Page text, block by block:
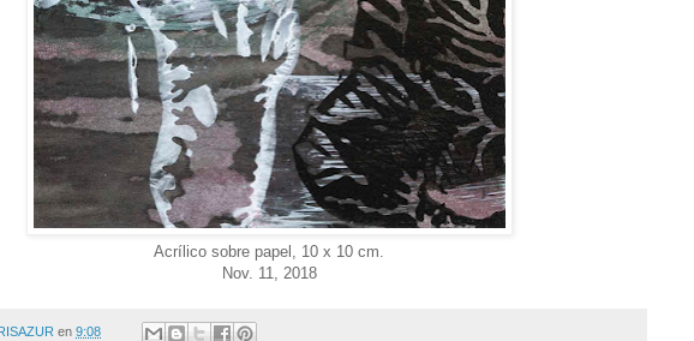
Acrílico sobre papel, 10 x 10 cm.
Nov. 11, 2018
en 9:08